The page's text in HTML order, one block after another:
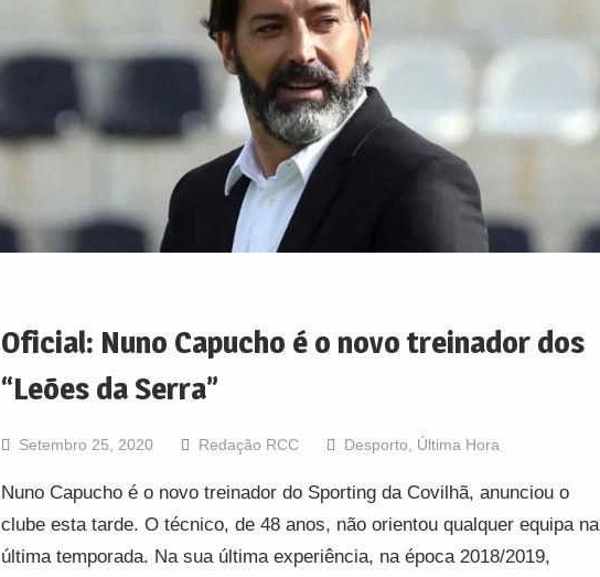
Oficial: Nuno Capucho é o novo treinador dos
“Leões da Serra”
Setembro 25, 2020 Redação RCC Desporto, Última Hora
Nuno Capucho é o novo treinador do Sporting da Covilhã, anunciou o
clube esta tarde. O técnico, de 48 anos, não orientou qualquer equipa na
última temporada. Na sua última experiência, na época 2018/2019,